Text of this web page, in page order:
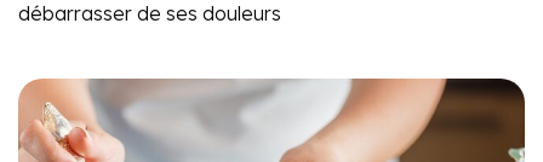
débarrasser de ses douleurs